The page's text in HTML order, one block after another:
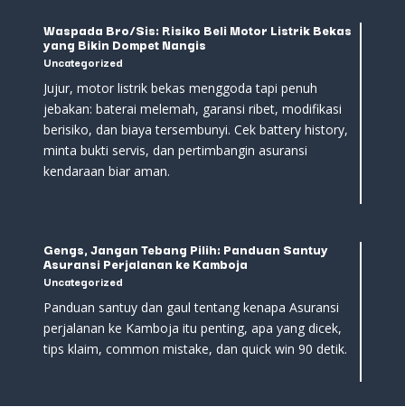
Waspada Bro/Sis: Risiko Beli Motor Listrik Bekas
yang Bikin Dompet Nangis
Uncategorized
Jujur, motor listrik bekas menggoda tapi penuh
jebakan: baterai melemah, garansi ribet, modifikasi
berisiko, dan biaya tersembunyi. Cek battery history,
minta bukti servis, dan pertimbangin asuransi
kendaraan biar aman.
Gengs, Jangan Tebang Pilih: Panduan Santuy
Asuransi Perjalanan ke Kamboja
Uncategorized
Panduan santuy dan gaul tentang kenapa Asuransi
perjalanan ke Kamboja itu penting, apa yang dicek,
tips klaim, common mistake, dan quick win 90 detik.